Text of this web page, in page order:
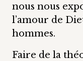
nous nous
l’amour de
hommes.
Faire de la